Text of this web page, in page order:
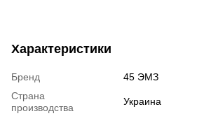
Характеристики
Бренд
45 ЭМЗ
Страна
производства
Украина